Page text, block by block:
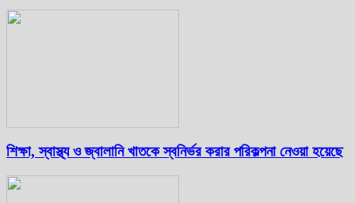
শিক্ষা, স্বাস্থ্য ও জ্বালানি খাতকে স্বনির্ভর করার পরিকল্পনা নেওয়া হয়েছে